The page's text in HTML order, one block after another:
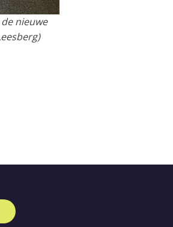
nieuwe